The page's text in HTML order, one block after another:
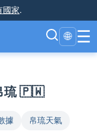
國家.
🌐 ☰
琉 🇵🇼
據 帛琉天氣